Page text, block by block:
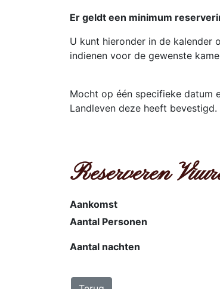
Er geldt een minimum
U kunt hieronder in de kalender
indienen voor de gewenste
Mocht op één specifieke datum
Landleven deze heeft bevestigd.
Reserveren
Aankomst
Aantal Personen
Aantal nachten